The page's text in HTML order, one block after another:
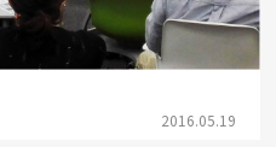
2016.05.19